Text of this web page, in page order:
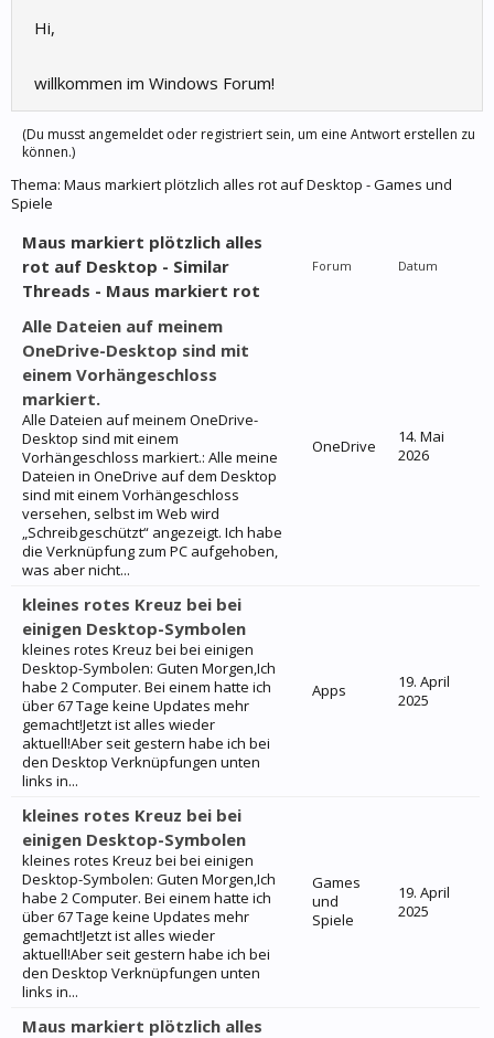
Hi,
willkommen im Windows Forum!
(Du musst angemeldet oder registriert sein, um eine Antwort erstellen zu
können.)
Thema: Maus markiert plötzlich alles rot auf Desktop - Games und
Spiele
Maus markiert plötzlich alles
rot auf Desktop - Similar
Threads - Maus markiert rot
Forum Datum
Alle Dateien auf meinem
OneDrive-Desktop sind mit
einem Vorhängeschloss
markiert.
Alle Dateien auf meinem OneDrive-
Desktop sind mit einem
Vorhängeschloss markiert.: Alle meine
Dateien in OneDrive auf dem Desktop
sind mit einem Vorhängeschloss
versehen, selbst im Web wird
„Schreibgeschützt“ angezeigt. Ich habe
die Verknüpfung zum PC aufgehoben,
was aber nicht...
OneDrive
14. Mai
2026
kleines rotes Kreuz bei bei
einigen Desktop-Symbolen
kleines rotes Kreuz bei bei einigen
Desktop-Symbolen: Guten Morgen,Ich
habe 2 Computer. Bei einem hatte ich
über 67 Tage keine Updates mehr
gemacht!Jetzt ist alles wieder
aktuell!Aber seit gestern habe ich bei
den Desktop Verknüpfungen unten
links in...
Apps
19. April
2025
kleines rotes Kreuz bei bei
einigen Desktop-Symbolen
kleines rotes Kreuz bei bei einigen
Desktop-Symbolen: Guten Morgen,Ich
habe 2 Computer. Bei einem hatte ich
über 67 Tage keine Updates mehr
gemacht!Jetzt ist alles wieder
aktuell!Aber seit gestern habe ich bei
den Desktop Verknüpfungen unten
links in...
Games
und
Spiele
19. April
2025
Maus markiert plötzlich alles